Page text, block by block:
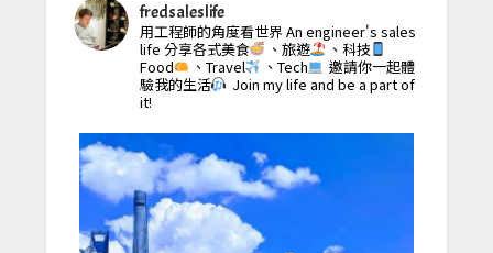
fredsaleslife
用工程師的角度看世界 An engineer's sales
life 分享各式美食 、旅遊
、科技
Food
、Travel 、Tech
邀請你一起體
驗我的生活
Join my life and be a part of
it!